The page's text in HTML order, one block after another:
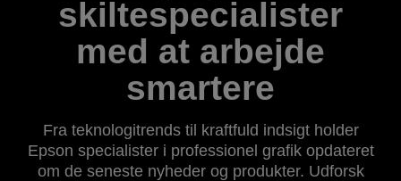
skiltespecialister
med at arbejde
smartere
Fra teknologitrends til kraftfuld indsigt holder
Epson specialister i professionel grafik opdateret
om de seneste nyheder og produkter. Udforsk